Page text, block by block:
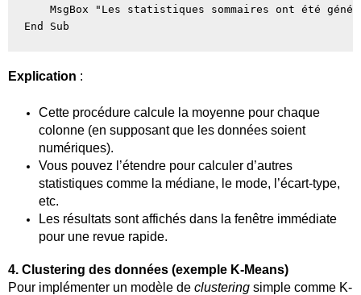
MsgBox "Les statistiques sommaires ont été
Explication :
Cette procédure calcule la moyenne pour chaque
colonne (en supposant que les données soient
numériques).
Vous pouvez l’étendre pour calculer d’autres
statistiques comme la médiane, le mode, l’écart-type,
etc.
Les résultats sont affichés dans la fenêtre immédiate
pour une revue rapide.
4. Clustering des données (exemple K-Means)
Pour implémenter un modèle de clustering simple comme K-